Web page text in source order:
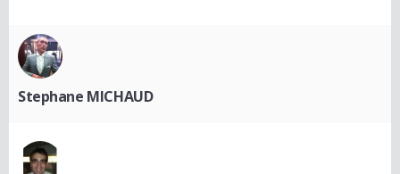
Stephane MICHAUD